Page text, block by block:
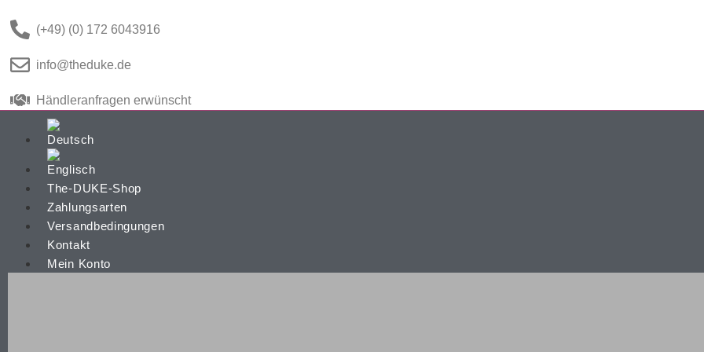
(+49) (0) 172 6043916
info@theduke.de
Händleranfragen erwünscht
The-DUKE-Shop
Zahlungsarten
Versandbedingungen
Kontakt
Mein Konto